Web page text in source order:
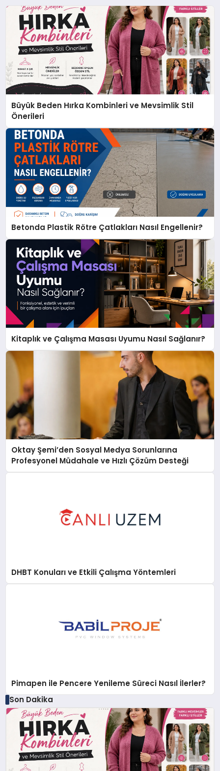
Büyük Beden Hırka Kombinleri ve Mevsimlik Stil
Önerileri
Betonda Plastik Rötre Çatlakları Nasıl Engellenir?
Kitaplık ve Çalışma Masası Uyumu Nasıl Sağlanır?
Oktay Şemi’den Sosyal Medya Sorunlarına
Profesyonel Müdahale ve Hızlı Çözüm Desteği
DHBT Konuları ve Etkili Çalışma Yöntemleri
Pimapen ile Pencere Yenileme Süreci Nasıl İlerler?
Son Dakika